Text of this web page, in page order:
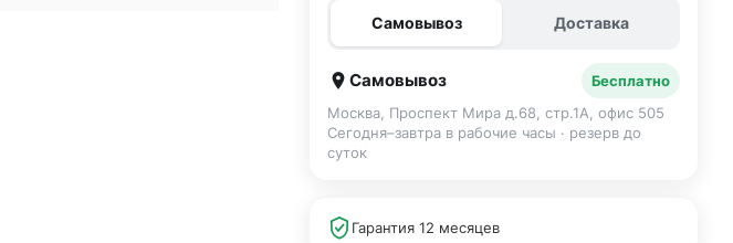
Самовывоз Доставка
Самовывоз
Бесплатно
Москва, Проспект Мира д.68, стр.1А, офис 505
Сегодня–завтра в рабочие часы · резерв до
суток
Гарантия 12 месяцев